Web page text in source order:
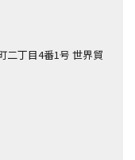
二丁目4番1号 世界貿
トサービス